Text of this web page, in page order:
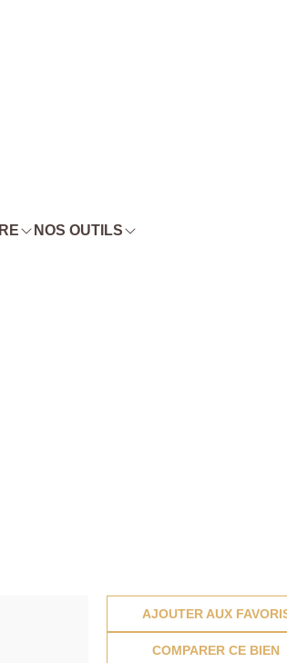
NOS OUTILS
AJOUTER AUX
COMPARER CE BIEN